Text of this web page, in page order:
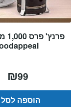
₪99
הוספה לסל